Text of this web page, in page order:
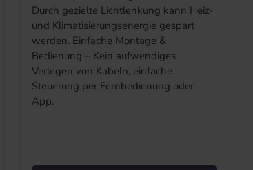
Durch gezielte Lichtlenkung kann Heiz-
und Klimatisierungsenergie gespart
werden. Einfache Montage &
Bedienung – Kein aufwendiges
Verlegen von Kabeln, einfache
Steuerung per Fernbedienung oder
App.